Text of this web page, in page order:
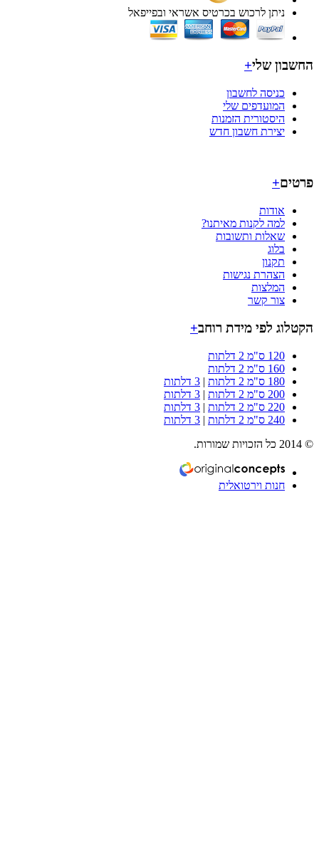
ניתן לרכוש בכרטיס אשראי ובפייפאל
שלי+
כניסה לחשבון
המועדפים שלי
היסטורית הזמנות
יצירת חשבון חדש
+
אודות
למה לקנות מאיתנו?
שאלות ותשובות
בלוג
תקנון
הצהרת נגישות
המלצות
צור קשר
לפי מידת רוחב +
120 ס"מ 2 דלתות
160 ס"מ 2 דלתות
180 ס"מ 2 דלתות
|3 דלתות
200 ס"מ 2 דלתות
|3 דלתות
220 ס"מ 2 דלתות
|3 דלתות
240 ס"מ 2 דלתות
|3 דלתות
חנות וירטואלית